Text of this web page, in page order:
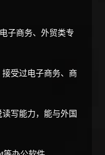
子商务、外贸类专
受过电子商务、商
写能力，能与外国